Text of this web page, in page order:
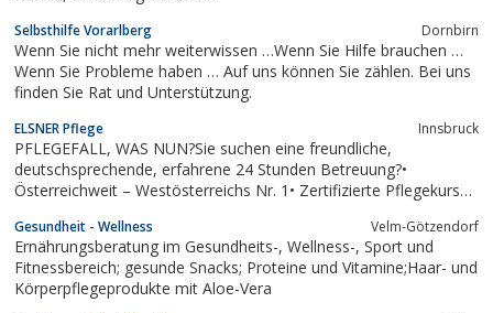
Selbsthilfe Vorarlberg Dornbirn
Wenn Sie nicht mehr weiterwissen …Wenn Sie Hilfe brauchen …
Wenn Sie Probleme haben … Auf uns können Sie zählen. Bei uns
finden Sie Rat und Unterstützung.
ELSNER Pflege Innsbruck
PFLEGEFALL, WAS NUN?Sie suchen eine freundliche,
deutschsprechende, erfahrene 24 Stunden Betreuung?•
Österreichweit – Westösterreichs Nr. 1• Zertifizierte Pflegekurse•
ab € 301, -- für 4 WochenPreisbeispiel bei Pflegestufe 4 und...
Gesundheit - Wellness Velm-Götzendorf
Ernährungsberatung im Gesundheits-, Wellness-, Sport und
Fitnessbereich; gesunde Snacks; Proteine und Vitamine;Haar- und
Körperpflegeprodukte mit Aloe-Vera